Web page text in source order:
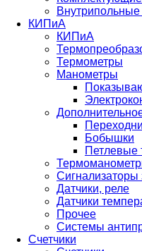
Внутрипольные
КИПиА
КИПиА
Термометры
Манометры
Бобышки
Петлевые
Сигнализаторы
Датчики, реле
Датчики
Прочее
Системы
Счетчики